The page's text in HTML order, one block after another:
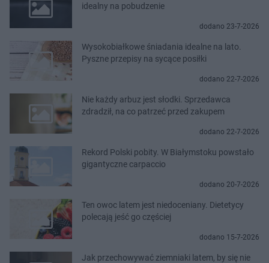
idealny na pobudzenie
dodano 23-7-2026
Wysokobiałkowe śniadania idealne na lato.
Pyszne przepisy na sycące posiłki
dodano 22-7-2026
Nie każdy arbuz jest słodki. Sprzedawca
zdradził, na co patrzeć przed zakupem
dodano 22-7-2026
Rekord Polski pobity. W Białymstoku powstało
gigantyczne carpaccio
dodano 20-7-2026
Ten owoc latem jest niedoceniany. Dietetycy
polecają jeść go częściej
dodano 15-7-2026
Jak przechowywać ziemniaki latem, by się nie